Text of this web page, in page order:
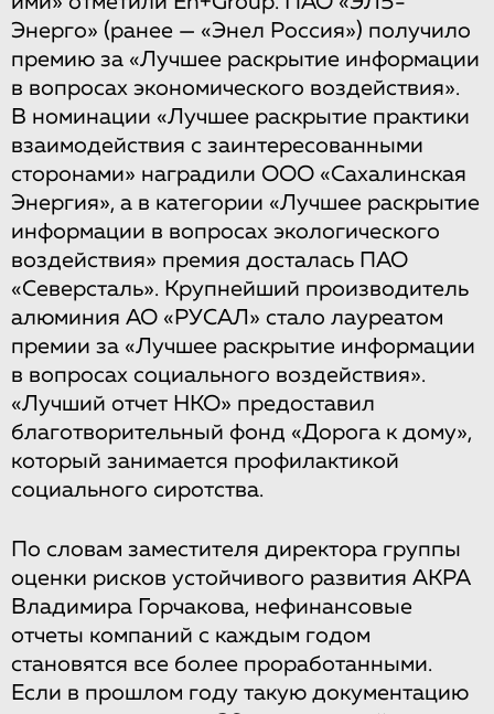
Энерго» (ранее — «Энел Россия») получило
премию за «Лучшее раскрытие информации
в вопросах экономического воздействия».
В номинации «Лучшее раскрытие практики
взаимодействия с заинтересованными
сторонами» наградили ООО «Сахалинская
Энергия», а в категории «Лучшее раскрытие
информации в вопросах экологического
воздействия» премия досталась ПАО
«Северсталь». Крупнейший производитель
алюминия АО «РУСАЛ» стало лауреатом
премии за «Лучшее раскрытие информации
в вопросах социального воздействия».
«Лучший отчет НКО» предоставил
благотворительный фонд «Дорога к дому»,
который занимается профилактикой
социального сиротства.
По словам заместителя директора группы
оценки рисков устойчивого развития АКРА
Владимира Горчакова, нефинансовые
отчеты компаний с каждым годом
становятся все более проработанными.
Если в прошлом году такую документацию